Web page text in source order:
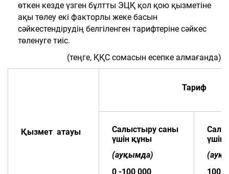
өткен кезде үзген бұлтты ЭЦҚ қол қою қызметіне
ақы төлеу екі факторлы жеке басын
сәйкестендірудің белгіленген тарифтеріне сәйкес
төленуге тиіс.
(теңге, ҚҚС сомасын есепке алмағанда)
Қызмет атауы
Тариф
Салыстыру саны
үшін құны
(ауқымда)
0 -100 000
үшін
100